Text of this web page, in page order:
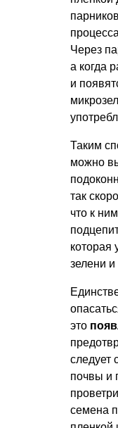
Через
а когда
и
Таким
можно
так
что к
которая
зелени
это
следует
почвы и
семена